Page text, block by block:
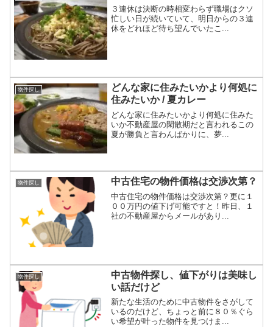
３連休は決断の時相変わらず職場はクソ
忙しい日が続いていて、明日からの３連
休をどれほど待ち望んでいたこ...
物件探し
どんな家に住みたいかより何処に
住みたいか / 夏カレー
どんな家に住みたいかより何処に住みた
いか不動産屋の閑散期だと言われるこの
夏が勝負と言わんばかりに、夢...
物件探し 中古住宅の物件価格は交渉次第？
中古住宅の物件価格は交渉次第？更に１
００万円の値下げ可能ですと！昨日、１
社の不動産屋からメールがあり...
物件探し
中古物件探し、値下がりは美味し
い話だけど
新たな生活のために中古物件をさがして
いるのだけど、ちょっと前に８０％ぐら
い希望が叶った物件を見つけま...